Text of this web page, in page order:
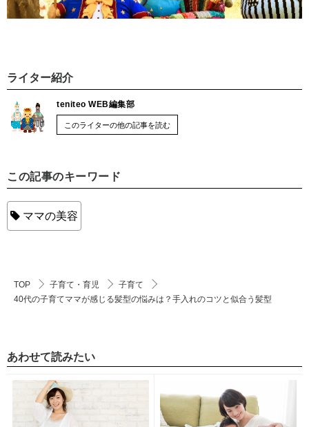
ライター紹介
teniteo WEB編集部
このライターの他の記事を読む
この記事のキーワード
ママの美容
TOP 子育て・育児
子育て
40代の子育てママが感じる髪型の悩みは？手入れのコツと似合う髪型
あわせて読みたい